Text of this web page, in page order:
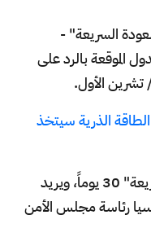
السريعة" -
الموقعة بالرد على
تشرين الأول.
الذرية سيتخذ
وتستغرق عملية تفعيل "العودة السريعة" 30 يوماً، ويريد
رئاسة مجلس الأمن